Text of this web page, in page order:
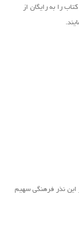
را به رایگان از
این نذر فرهنگی سهیم